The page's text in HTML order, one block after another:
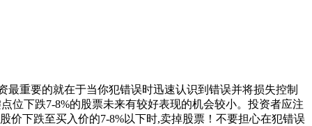
重要的就在于当你犯错误时迅速认识到错误并将损失控制
位下跌7-8%的股票未来有较好表现的机会较小。投资者应注
价下跌至买入价的7-8%以下时,卖掉股票！不要担心在犯错误